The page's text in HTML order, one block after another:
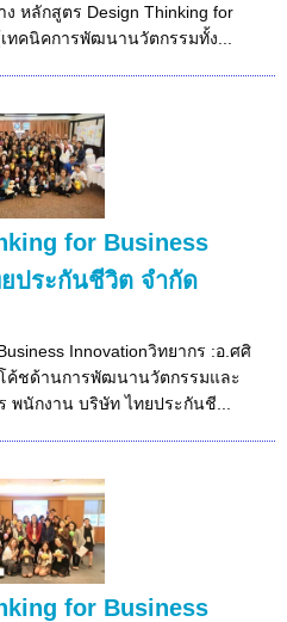
หลักสูตร Design Thinking for
ทคนิคการพัฒนานวัตกรรมทั้ง...
for Business
ประกันชีวิต จำกัด
Innovationวิทยากร :อ.ศศิ
ค้ชด้านการพัฒนานวัตกรรมและ
พนักงาน บริษัท ไทยประกันชี...
for Business